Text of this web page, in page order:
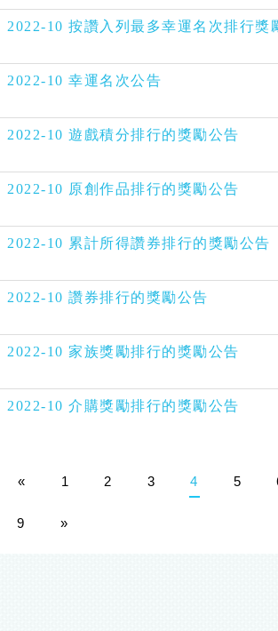
2022-10 按讚入列最多幸運名次排行獎
2022-10 幸運名次公告
2022-10 遊戲積分排行的獎勵公告
2022-10 原創作品排行的獎勵公告
2022-10 累計所得讚券排行的獎勵公告
2022-10 讚券排行的獎勵公告
2022-10 家族獎勵排行的獎勵公告
2022-10 介購獎勵排行的獎勵公告
« 1 2 3 4 5
9 »